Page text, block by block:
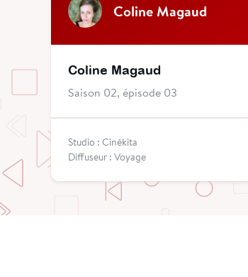
Coline Magaud
Coline Magaud
Saison 02, épisode 03
Studio : Cinékita
Diffuseur : Voyage